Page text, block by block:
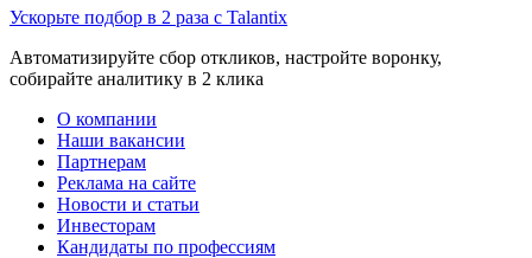
Ускорьте подбор в 2 раза с Talantix
Автоматизируйте сбор откликов, настройте воронку,
собирайте аналитику в 2 клика
О компании
Наши вакансии
Партнерам
Реклама на сайте
Новости и статьи
Инвесторам
Кандидаты по профессиям